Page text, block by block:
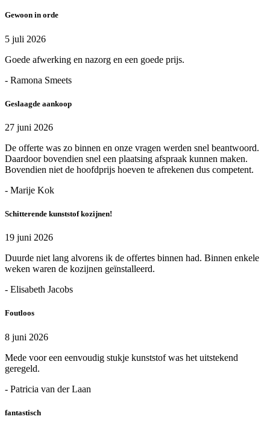
Gewoon in orde
5 juli 2026
Goede afwerking en nazorg en een goede prijs.
- Ramona Smeets
Geslaagde aankoop
27 juni 2026
De offerte was zo binnen en onze vragen werden snel beantwoord.
Daardoor bovendien snel een plaatsing afspraak kunnen maken.
Bovendien niet de hoofdprijs hoeven te afrekenen dus competent.
- Marije Kok
Schitterende kunststof kozijnen!
19 juni 2026
Duurde niet lang alvorens ik de offertes binnen had. Binnen enkele
weken waren de kozijnen geïnstalleerd.
- Elisabeth Jacobs
Foutloos
8 juni 2026
Mede voor een eenvoudig stukje kunststof was het uitstekend
geregeld.
- Patricia van der Laan
fantastisch